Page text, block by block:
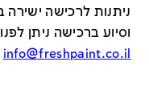
ניתנות לרכישה ישירה
וסיוע ברכישה ניתן
info@freshpaint.co.il